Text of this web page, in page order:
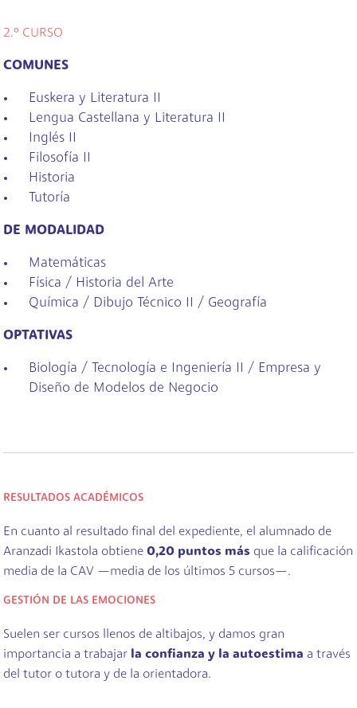
2.º CURSO
COMUNES
Euskera y Literatura II
Lengua Castellana y Literatura II
Inglés II
Filosofía II
Historia
Tutoría
DE MODALIDAD
Matemáticas
Física / Historia del Arte
Química / Dibujo Técnico II / Geografía
OPTATIVAS
Biología / Tecnología e Ingeniería II / Empresa y
Diseño de Modelos de Negocio
RESULTADOS ACADÉMICOS
En cuanto al resultado final del expediente, el alumnado de
Aranzadi Ikastola obtiene 0,20 puntos más que la calificación
media de la CAV —media de los últimos 5 cursos—.
GESTIÓN DE LAS EMOCIONES
Suelen ser cursos llenos de altibajos, y damos gran
importancia a trabajar la confianza y la autoestima a través
del tutor o tutora y de la orientadora.